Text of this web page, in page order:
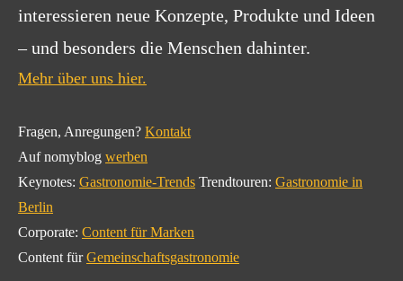
interessieren neue Konzepte, Produkte und Ideen
– und besonders die Menschen dahinter.
Mehr über uns hier.
Fragen, Anregungen? Kontakt
Auf nomyblog werben
Keynotes: Gastronomie-Trends Trendtouren: Gastronomie in
Berlin
Corporate: Content für Marken
Content fürGemeinschaftsgastronomie